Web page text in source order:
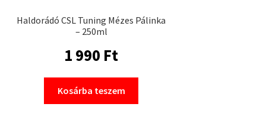
Haldorádó CSL Tuning Mézes Pálinka
– 250ml
1 990 Ft
Kosárba teszem